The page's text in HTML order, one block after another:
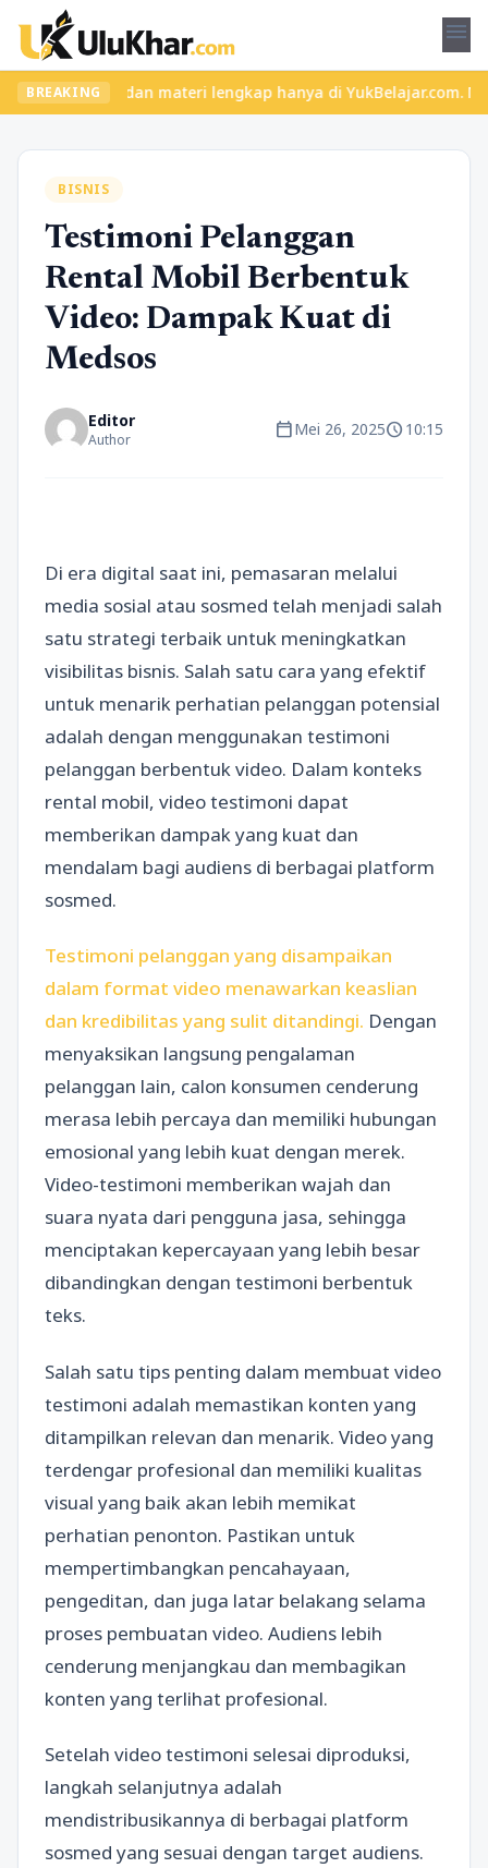
menu
BREAKING
seru dan materi lengkap hanya di YukBelajar.com. Mulai
BISNIS
Testimoni Pelanggan
Rental Mobil Berbentuk
Video: Dampak Kuat di
Medsos
Editor
Author calendar_todayMei 26, 2025schedule10:15
Di era digital saat ini, pemasaran melalui
media sosial atau sosmed telah menjadi salah
satu strategi terbaik untuk meningkatkan
visibilitas bisnis. Salah satu cara yang efektif
untuk menarik perhatian pelanggan potensial
adalah dengan menggunakan testimoni
pelanggan berbentuk video. Dalam konteks
rental mobil, video testimoni dapat
memberikan dampak yang kuat dan
mendalam bagi audiens di berbagai platform
sosmed.
Testimoni pelanggan yang disampaikan
dalam format video menawarkan keaslian
dan kredibilitas yang sulit ditandingi. Dengan
menyaksikan langsung pengalaman
pelanggan lain, calon konsumen cenderung
merasa lebih percaya dan memiliki hubungan
emosional yang lebih kuat dengan merek.
Video-testimoni memberikan wajah dan
suara nyata dari pengguna jasa, sehingga
menciptakan kepercayaan yang lebih besar
dibandingkan dengan testimoni berbentuk
teks.
Salah satu tips penting dalam membuat video
testimoni adalah memastikan konten yang
ditampilkan relevan dan menarik. Video yang
terdengar profesional dan memiliki kualitas
visual yang baik akan lebih memikat
perhatian penonton. Pastikan untuk
mempertimbangkan pencahayaan,
pengeditan, dan juga latar belakang selama
proses pembuatan video. Audiens lebih
cenderung menjangkau dan membagikan
konten yang terlihat profesional.
Setelah video testimoni selesai diproduksi,
langkah selanjutnya adalah
mendistribusikannya di berbagai platform
sosmed yang sesuai dengan target audiens.